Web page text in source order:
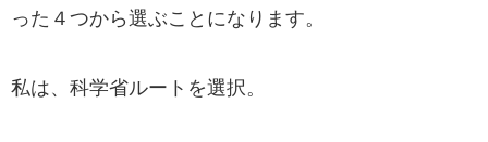
った４つから選ぶことになります。
私は、科学省ルートを選択。